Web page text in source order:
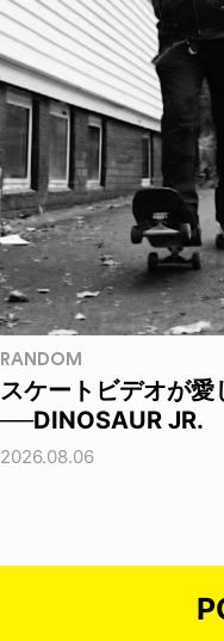
RANDOM
スケートビデオが愛
──DINOSAUR JR.
2026.08.06